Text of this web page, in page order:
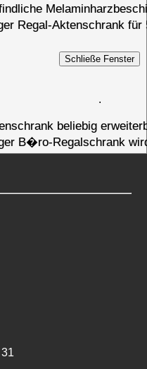
.
beliebig
B�ro-Regalschrank